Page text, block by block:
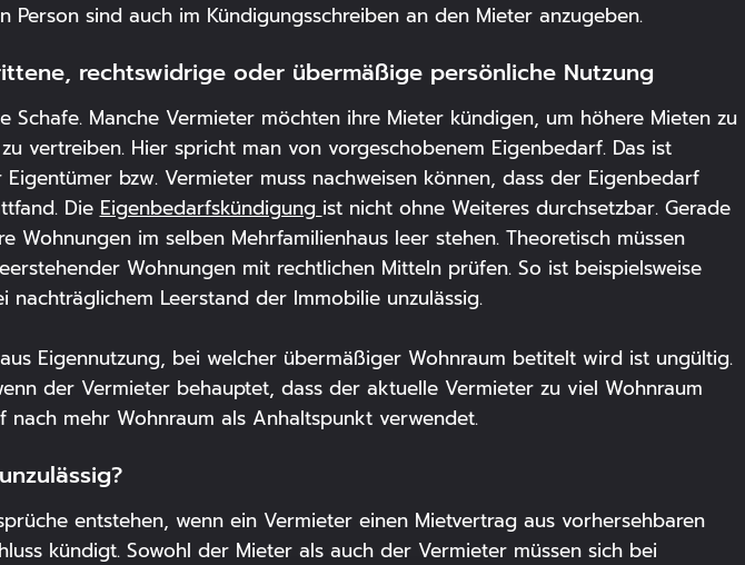
Person sind auch im Kündigungsschreiben an den Mieter anzugeben.
rechtswidrige oder übermäßige persönliche Nutzung
Schafe. Manche Vermieter möchten ihre Mieter kündigen, um höhere Mieten zu
vertreiben. Hier spricht man von vorgeschobenem Eigenbedarf. Das ist
Eigentümer bzw. Vermieter muss nachweisen können, dass der Eigenbedarf
Die Eigenbedarfskündigung ist nicht ohne Weiteres durchsetzbar. Gerade
Wohnungen im selben Mehrfamilienhaus leer stehen. Theoretisch müssen
Wohnungen mit rechtlichen Mitteln prüfen. So ist beispielsweise
nachträglichem Leerstand der Immobilie unzulässig.
Eigennutzung, bei welcher übermäßiger Wohnraum betitelt wird ist ungültig.
der Vermieter behauptet, dass der aktuelle Vermieter zu viel Wohnraum
mehr Wohnraum als Anhaltspunkt verwendet.
entstehen, wenn ein Vermieter einen Mietvertrag aus vorhersehbaren
kündigt. Sowohl der Mieter als auch der Vermieter müssen sich bei